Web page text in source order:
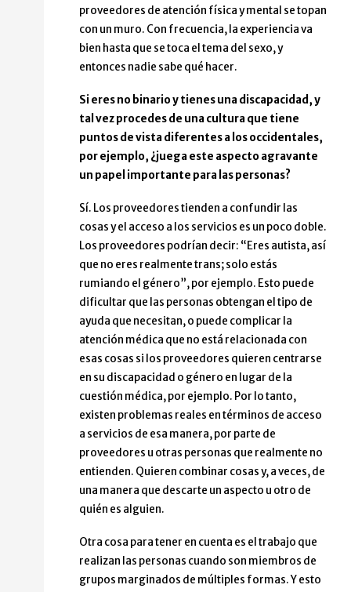
proveedores de atención física y mental se topan
con un muro. Con frecuencia, la experiencia va
bien hasta que se toca el tema del sexo, y
entonces nadie sabe qué hacer.
Si eres no binario y tienes una discapacidad, y
tal vez procedes de una cultura que tiene
puntos de vista diferentes a los occidentales,
por ejemplo, ¿juega este aspecto agravante
un papel importante para las personas?
Sí. Los proveedores tienden a confundir las
cosas y el acceso a los servicios es un poco doble.
Los proveedores podrían decir: “Eres autista, así
que no eres realmente trans; solo estás
rumiando el género”, por ejemplo. Esto puede
dificultar que las personas obtengan el tipo de
ayuda que necesitan, o puede complicar la
atención médica que no está relacionada con
esas cosas si los proveedores quieren centrarse
en su discapacidad o género en lugar de la
cuestión médica, por ejemplo. Por lo tanto,
existen problemas reales en términos de acceso
a servicios de esa manera, por parte de
proveedores u otras personas que realmente no
entienden. Quieren combinar cosas y, a veces, de
una manera que descarte un aspecto u otro de
quién es alguien.
Otra cosa para tener en cuenta es el trabajo que
realizan las personas cuando son miembros de
grupos marginados de múltiples formas. Y esto